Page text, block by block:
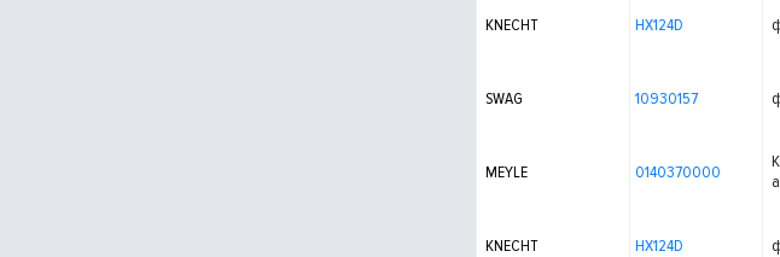
KNECHT HX124D
SWAG 10930157
MEYLE 0140370000
KNECHT HX124D